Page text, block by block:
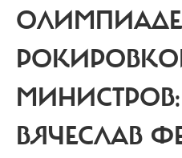
ВЯЧЕСЛАВ